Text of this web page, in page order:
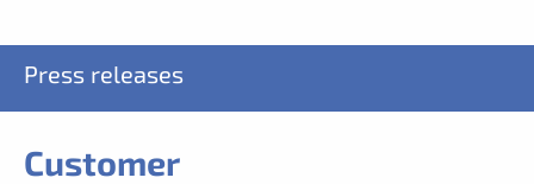
Press releases
Customer